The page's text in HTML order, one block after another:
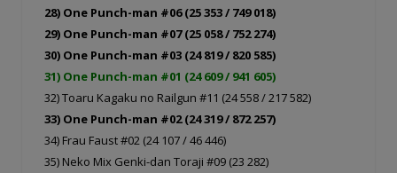
28) One Punch-man #06 (25 353 / 749 018)
29) One Punch-man #07 (25 058 / 752 274)
30) One Punch-man #03 (24 819 / 820 585)
31) One Punch-man #01 (24 609 / 941 605)
32) Toaru Kagaku no Railgun #11 (24 558 / 217 582)
33) One Punch-man #02 (24 319 / 872 257)
34) Frau Faust #02 (24 107 / 46 446)
35) Neko Mix Genki-dan Toraji #09 (23 282)